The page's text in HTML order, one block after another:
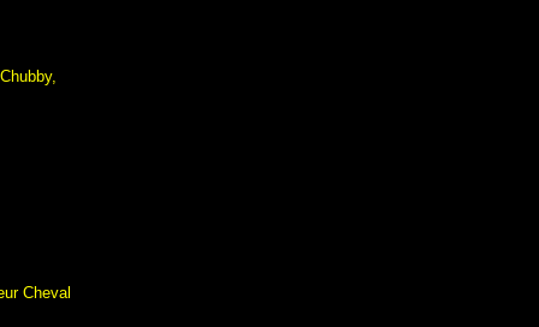
Cheval